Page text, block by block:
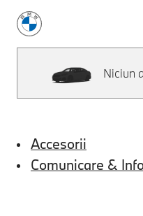
Niciun
Accesorii
Comunicare &